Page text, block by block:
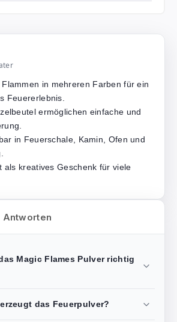
in mehreren Farben für ein
Feuererlebnis.
ermöglichen einfache und
in Feuerschale, Kamin, Ofen und
als kreatives Geschenk für viele
Antworten
Magic Flames Pulver richtig
das Feuerpulver?